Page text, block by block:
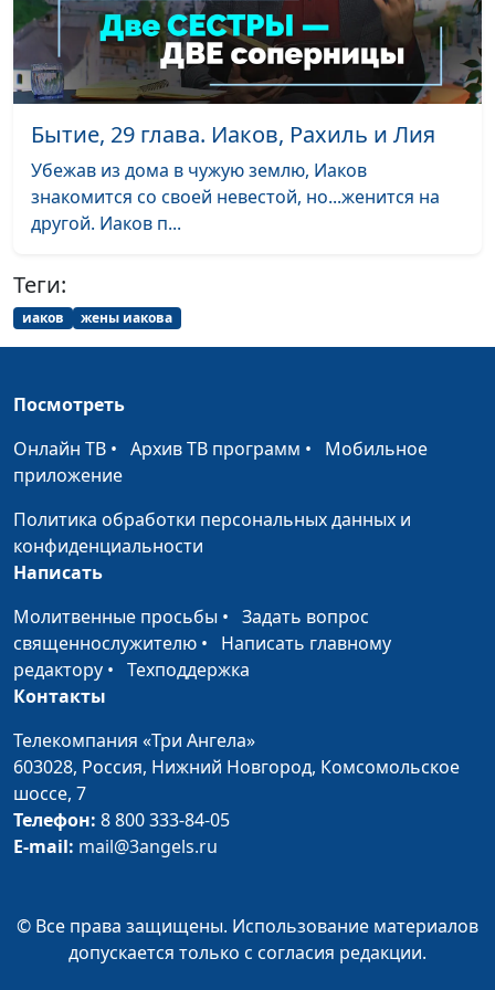
священнослужитель
Куда пропал Ковчег Завета?
Юлия Синицына,
Вениамин
Дашкевич,
священнослужитель
Что Иисус называл верой?
Юлия Синицына,
Вениамин
Притча о блудном сыне:
что в ней нового?
Дашкевич,
Иисуса Христа
Вениамин
Что важно знать о втором
исходе
священнослужитель
Странные требования
Иисуса
Богохульствовал ли
Христос?
Как двигать горы с
помощью молитвы
Юлия Синицына,
Вениамин
Бытие, 29 глава. Иаков, Рахиль и Лия
Убежав из дома в чужую землю, Иаков
знакомится со своей невестой, но...женится на
другой. Иаков п...
Теги:
иаков жены иакова
Посмотреть
Онлайн ТВ • Архив ТВ программ • Мобильное
приложение
Политика обработки персональных данных и
конфиденциальности
Написать
Молитвенные просьбы • Задать вопрос
священнослужителю • Написать главному
редактору • Техподдержка
Контакты
Телекомпания «Три Ангела»
603028, Россия, Нижний Новгород, Комсомольское
шоссе, 7
Телефон: 8 800 333-84-05
E-mail: mail@3angels.ru
© Все права защищены. Использование материалов
допускается только с согласия редакции.